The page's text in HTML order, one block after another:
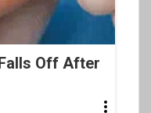
Off After